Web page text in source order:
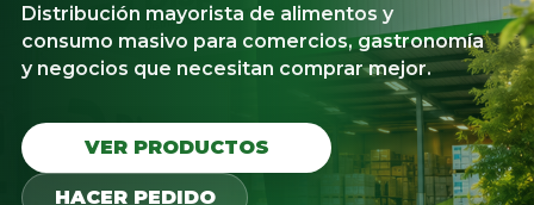
Distribución mayorista de alimentos y
consumo masivo para comercios, gastronomía
y negocios que necesitan comprar mejor.
VER PRODUCTOS
HACER PEDIDO